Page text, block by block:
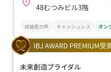
48むつみビル3階
成婚者の声 キャッシュレス オン
未来創造ブライダル